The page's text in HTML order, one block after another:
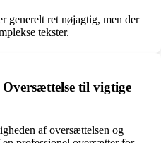
generelt ret nøjagtig, men der
tekster.
til vigtige
af oversættelsen og